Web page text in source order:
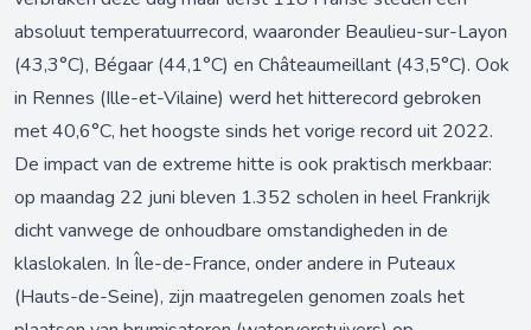
absoluut temperatuurrecord, waaronder Beaulieu-sur-Layon
(43,3°C), Bégaar (44,1°C) en Châteaumeillant (43,5°C). Ook
in Rennes (Ille-et-Vilaine) werd het hitterecord gebroken
met 40,6°C, het hoogste sinds het vorige record uit 2022.
De impact van de extreme hitte is ook praktisch merkbaar:
op maandag 22 juni bleven 1.352 scholen in heel Frankrijk
dicht vanwege de onhoudbare omstandigheden in de
klaslokalen. In Île-de-France, onder andere in Puteaux
(Hauts-de-Seine), zijn maatregelen genomen zoals het